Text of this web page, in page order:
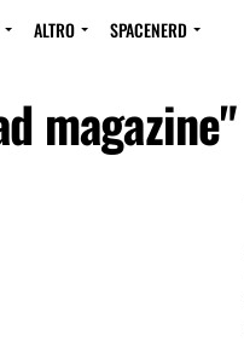
ALTRO SPACENERD
magazine"